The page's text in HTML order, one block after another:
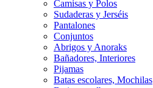
Camisas y Polos
Sudaderas y Jerséis
Pantalones
Conjuntos
Abrigos y Anoraks
Bañadores, Interiores
Pijamas
Batas escolares, Mochilas